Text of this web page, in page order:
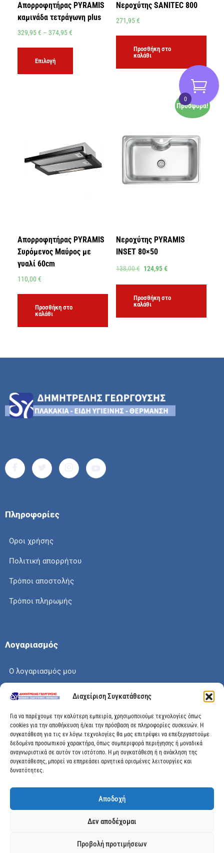
Διαχείριση Συγκατάθεσης
Για να παρέχουμε την καλύτερη εμπειρία, χρησιμοποιούμε τεχνολογίες όπως
cookies για την αποθήκευση ή/και την πρόσβαση σε πληροφορίες συσκευών. Η
συγκατάθεση για τις εν λόγω τεχνολογίες θα μας επιτρέψει να επεξεργαστούμε
δεδομένα προσωπικού χαρακτήρα, όπως συμπεριφορά περιήγησης ή μοναδικά
αναγνωριστικά σε αυτόν τον ιστότοπο. Η μη συγκατάθεση ή η ανάκληση της
συγκατάθεσης, μπορεί να επηρεάσει αρνητικά ορισμένες λειτουργίες και
δυνατότητες.
Αποδοχή
Δεν αποδέχομαι
Προβολή προτιμήσεων
Απορροφητήρας PYRAMIS
καμινάδα τετράγωνη plus
329,95€ – 374,95€
Επιλογή
Νεροχύτης SANITEC 800
271,95€
Προσθήκη στο
καλάθι
Απορροφητήρας PYRAMIS
Συρόμενος Μαύρος με
γυαλί 60cm
110,00 €
Προσθήκη στο
καλάθι
Προσφορά!
Νεροχύτης PYRAMIS
INSET 80×50
138,00€ 124,95€
Προσθήκη στο
καλάθι
Πληροφορίες
Οροι χρήσης
Πολιτική απορρήτου
Τρόποι αποστολής
Τρόποι πληρωμής
Λογαριασμός
Ο λογαριασμός μου
Το καλάθι μου
Check out
Διεύθυνση
Μεγάλης Χώρας 89, Αγρίνιο, Τ.Κ: 30100
info@dimitrelis-georgousis.gr
0